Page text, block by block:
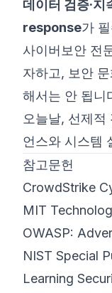
데이터 검증·
response가
사이버보안 전
자하고, 보안
해서는 안 됩니
오늘날, 선제적
언스와 시스템
참고문헌
CrowdStrike
MIT
OWASP:
NIST Special
Learning